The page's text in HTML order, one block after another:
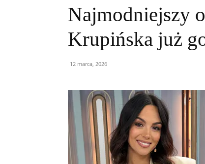
Najmodniejszy
Krupińska już
12 marca, 2026